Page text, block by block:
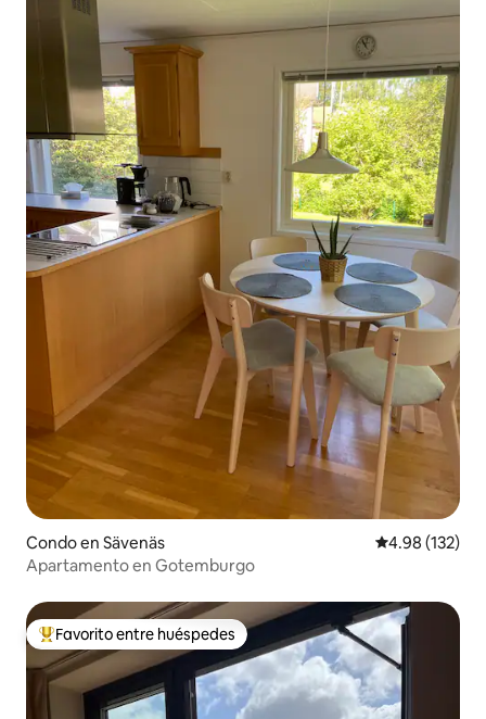
Condo en Sävenäs Calificación
4.98 (132)
Apartamento en Gotemburgo
Favorito entre huéspedes preferido
Favorito entre huéspedes